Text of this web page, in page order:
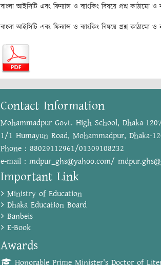
বাংলা আইসিটি এবং ফিন্যান্স ও ব্যাংকিং বিষয়ে প্রশ্ন কাঠামো
বাংলা আইসিটি এবং ফিন্যান্স ও ব্যাংকিং বিষয়ে প্রশ্ন কাঠামো
Contact Information
Mohammadpur Govt. High School, Dhaka-
1/1 Humayun Road, Mohammadpur, Dhaka-
Phone : 88029112961/01309108232
e-mail : mdpur_ghs@yahoo.com/
Important Link
Ministry of Education
Dhaka Education Board
Banbeis
E-Book
Awards
Honorable Prime Minister's Doctor of